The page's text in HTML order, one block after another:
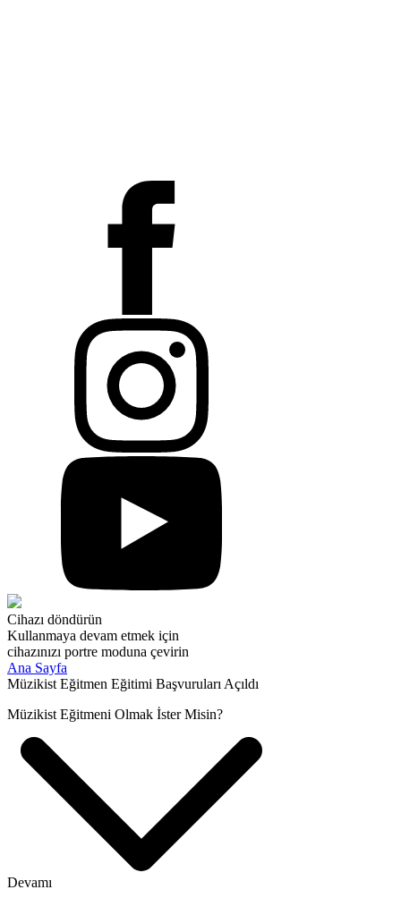
Cihazı döndürün
Kullanmaya devam etmek için
cihazınızı portre moduna çevirin
Ana Sayfa
Müzikist Eğitmen Eğitimi Başvuruları Açıldı
Müzikist Eğitmeni Olmak İster Misin?
Devamı